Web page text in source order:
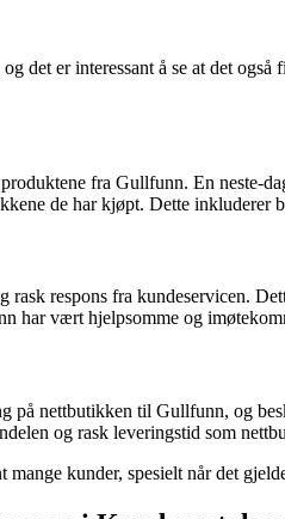
er interessant å se at det
fra Gullfunn. En neste-
de har kjøpt. Dette inkluderer
respons fra kundeservicen.
har vært hjelpsomme og
på nettbutikken til Gullfunn, og
og rask leveringstid som
kunder, spesielt når det